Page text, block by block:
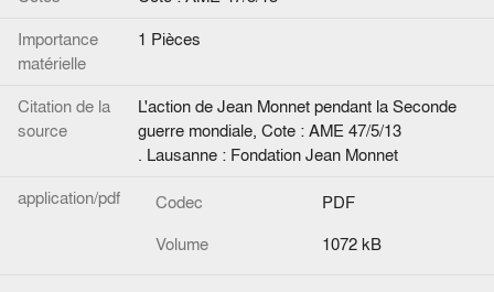
Importance
matérielle
1 Pièces
Citation de la
source
L'action de Jean Monnet pendant la Seconde
guerre mondiale, Cote : AME 47/5/13
. Lausanne : Fondation Jean Monnet
application/pdf
Codec
PDF
Volume
1072 kB